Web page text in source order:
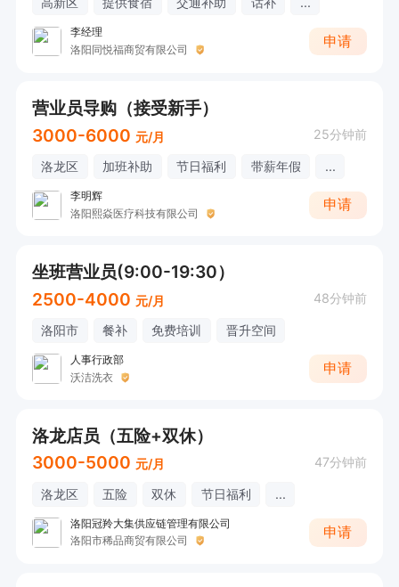
李经理
洛阳同悦福商贸有限公司
申请
营业员导购（接受新手）
3000-6000 元/月 25分钟前
洛龙区 加班补助 节日福利 带薪年假 ...
李明辉
洛阳熙焱医疗科技有限公司
申请
坐班营业员(9:00-19:30）
2500-4000 元/月 48分钟前
洛阳市 餐补 免费培训 晋升空间
人事行政部
沃洁洗衣
申请
洛龙店员（五险+双休）
3000-5000 元/月 47分钟前
洛龙区 五险 双休 节日福利 ...
洛阳冠羚大集供应链管理有限公司
洛阳市稀品商贸有限公司
申请